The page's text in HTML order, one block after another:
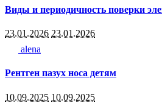
Виды и периодичность поверки
23.01.2026 23.01.2026
alena
Рентген пазух носа детям
10.09.2025 10.09.2025